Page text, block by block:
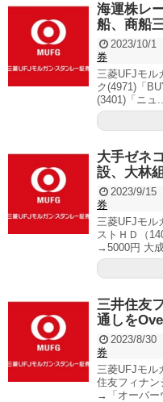
海運株レ
船、商船
2023/10/1
券
三菱UFJモル
ク(4971)「
(3401)「ニュ...
大手ゼネ
設、大林
2023/9/15
券
三菱UFJモル
ストＨＤ（
→5000円 大
三井住友
通しを
2023/8/30
券
三菱UFJモル
住友フィナン
→「オーバー